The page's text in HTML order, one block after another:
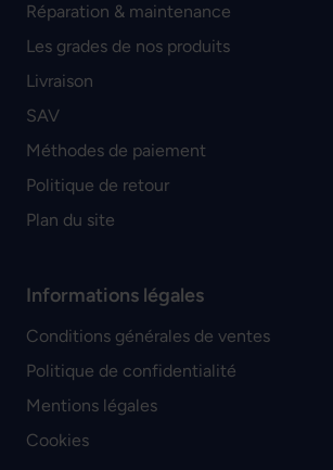
Réparation & maintenance
Les grades de nos produits
Livraison
SAV
Méthodes de paiement
Politique de retour
Plan du site
Informations légales
Conditions générales de ventes
Politique de confidentialité
Mentions légales
Cookies